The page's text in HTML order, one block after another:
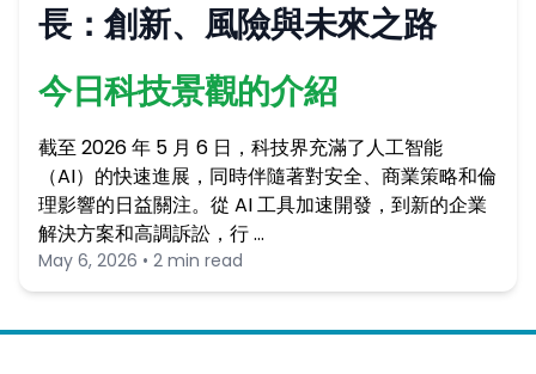
長：創新、風險與未來之路
今日科技景觀的介紹
截至 2026 年 5 月 6 日，科技界充滿了人工智能
（AI）的快速進展，同時伴隨著對安全、商業策略和倫
理影響的日益關注。從 AI 工具加速開發，到新的企業
解決方案和高調訴訟，行 …
May 6, 2026 • 2 min read